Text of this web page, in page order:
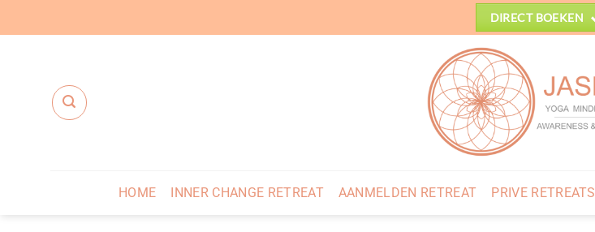
DIRECT BOEKEN
HOME INNER CHANGE RETREAT AANMELDEN RETREAT PRIVE RETREATS